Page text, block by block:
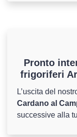
Pronto
frigoriferi
L’uscita del
Cardano al
successive alla